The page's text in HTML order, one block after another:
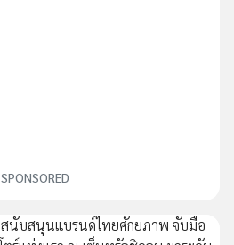
SPONSORED